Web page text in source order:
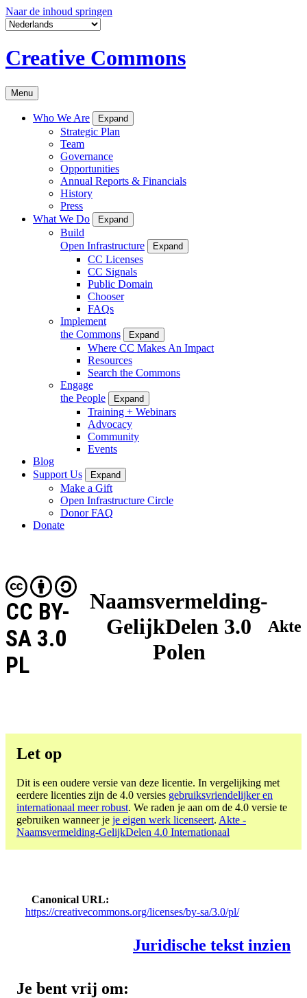
Naar de inhoud springen
Creative Commons
Menu
Who We Are Expand
Strategic Plan
Team
Governance
Opportunities
Annual Reports & Financials
History
Press
What We Do
Expand
Build
Open Infrastructure
Expand
CC Licenses
CC Signals
Public Domain
Chooser
FAQs
Implement
the Commons
Expand
Where CC Makes An Impact
Resources
Search the Commons
Engage
the People
Expand
Training + Webinars
Advocacy
Community
Events
Blog
Support Us
Expand
Make a Gift
Open Infrastructure Circle
Donor FAQ
Donate
Naamsvermelding-
GelijkDelen 3.0
Polen
CC BY-
SA 3.0
PL
Akte
Let op
Dit is een oudere versie van deze licentie. In vergelijking met
eerdere licenties zijn de 4.0 versies gebruiksvriendelijker en
internationaal meer robust. We raden je aan om de 4.0 versie te
gebruiken wanneer je je eigen werk licenseert. Akte -
Naamsvermelding-GelijkDelen 4.0 Internationaal
Canonical URL
https://creativecommons.org/licenses/by-sa/3.0/pl/
Juridische tekst inzien
Je bent vrij om: